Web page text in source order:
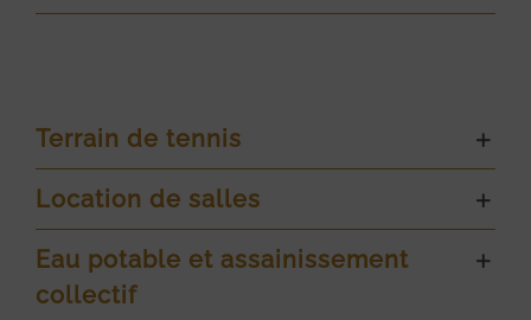
Terrain de tennis
Location de salles
Eau potable et assainissement
collectif